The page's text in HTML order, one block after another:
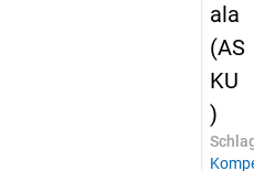
ala
(AS
KU
)